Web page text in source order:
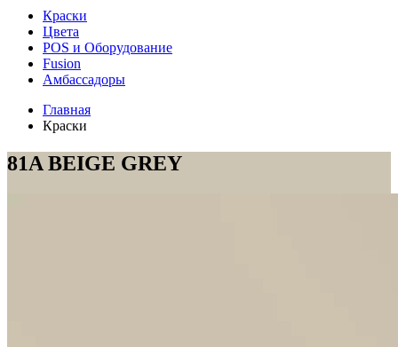
Краски
Цвета
POS и Оборудование
Fusion
Амбассадоры
Главная
Краски
81A BEIGE GREY